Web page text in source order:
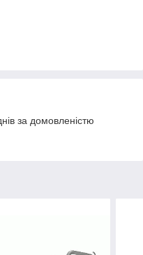
за домовленістю